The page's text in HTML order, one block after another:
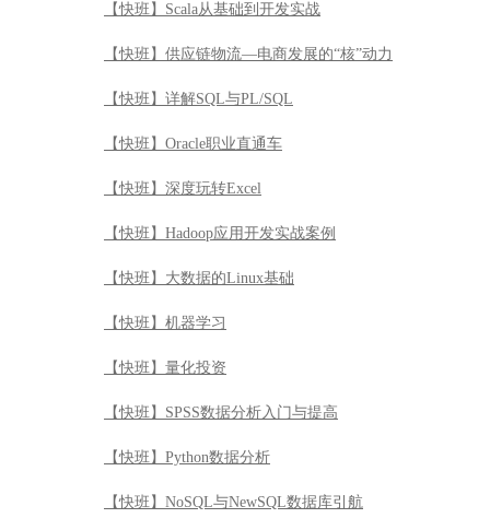
【快班】Scala从基础到开发实战
【快班】供应链物流—电商发展的“核”动力
【快班】详解SQL与PL/SQL
【快班】Oracle职业直通车
【快班】深度玩转Excel
【快班】Hadoop应用开发实战案例
【快班】大数据的Linux基础
【快班】机器学习
【快班】量化投资
【快班】SPSS数据分析入门与提高
【快班】Python数据分析
【快班】NoSQL与NewSQL数据库引航